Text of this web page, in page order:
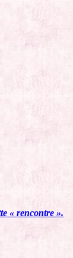
« rencontre ».